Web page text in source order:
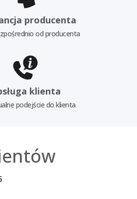
producenta
od producenta
klienta
podejście do klienta